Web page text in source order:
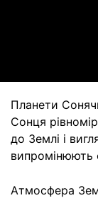
Планети
Сонця
до Землі і
випромінюють
Атмосфера